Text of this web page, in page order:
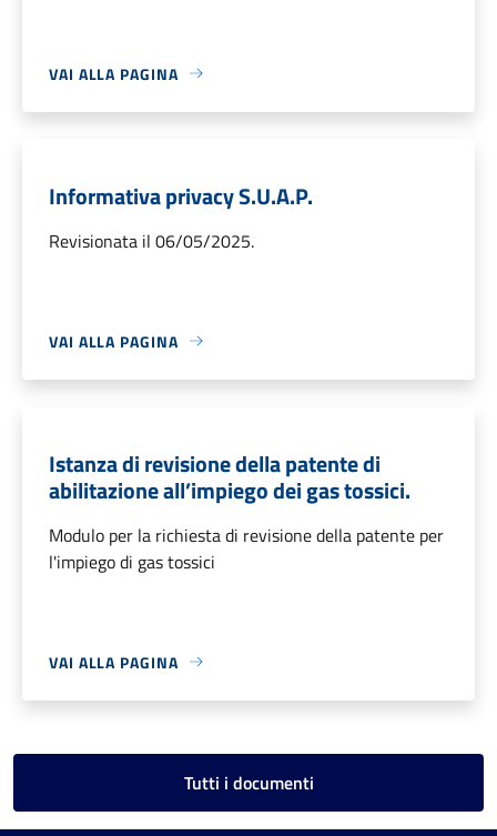
VAI ALLA PAGINA
Informativa privacy S.U.A.P.
Revisionata il 06/05/2025.
VAI ALLA PAGINA
Istanza di revisione della patente di
abilitazione all’impiego dei gas tossici.
Modulo per la richiesta di revisione della patente per
l'impiego di gas tossici
VAI ALLA PAGINA
Tutti i documenti